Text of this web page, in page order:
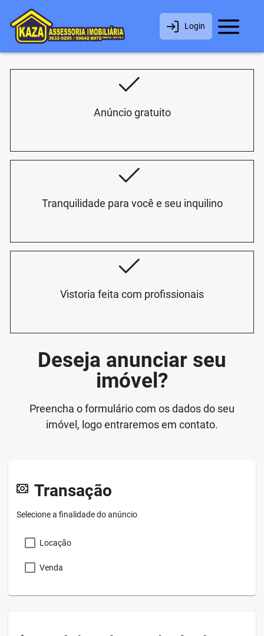
Login
Anúncio gratuito
Tranquilidade para você e seu inquilino
Vistoria feita com profissionais
Deseja anunciar seu
imóvel?
Preencha o formulário com os dados do seu
imóvel, logo entraremos em contato.
Transação
Selecione a finalidade do anúncio
Locação
Venda